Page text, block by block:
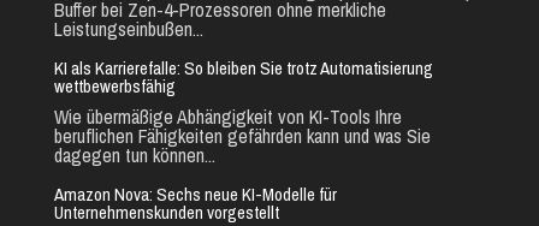
Buffer bei Zen-4-Prozessoren ohne merkliche
Leistungseinbußen...
KI als Karrierefalle: So bleiben Sie trotz Automatisierung
wettbewerbsfähig
Wie übermäßige Abhängigkeit von KI-Tools Ihre
beruflichen Fähigkeiten gefährden kann und was Sie
dagegen tun können...
Amazon Nova: Sechs neue KI-Modelle für
Unternehmenskunden vorgestellt